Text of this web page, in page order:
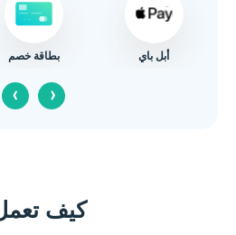
بطاقة خصم أبل باي
‹ ›
كيف